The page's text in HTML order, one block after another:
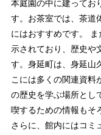
本庭園の中に建ってお
す。お茶室では、茶道
にはおすすめです。
示されており、歴史や
す。身延町は、身延山
こには多くの関連資料
の歴史を学ぶ場所とし
喫するための情報もそ
さらに、館内にはコミ